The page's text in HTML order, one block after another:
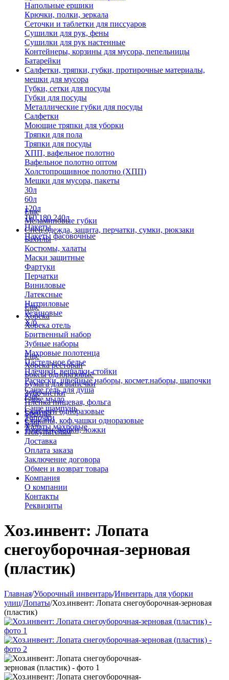
Напольные ершики
Крючки, полки, зеркала
Сеточки и таблетки для писсуаров
Сушилки для рук, фены
Сушилки для рук настенные
Контейнеры, корзины для мусора, пепельницы
Батарейки
Салфетки, тряпки, губки, протирочные материалы,
мешки для мусора
Губки, сетки для посуды
Губки для посуды
Металлические губки для посуды
Салфетки
Моющие тряпки для уборки
Тряпки для пола
Тряпки для посуды
ХПП, вафельное полотно
Вафельное полотно оптом
Холстопрошивное полотно (ХПП)
Мешки для мусора, пакеты
30л
60л
120л
160,180,240л
Пакеты
Пакеты фасовочные
Еще
Меламиновые губки
Спец.одежда, защита, перчатки, сумки, рюкзаки
Бахилы
Костюмы, халаты
Маски защитные
Фартуки
Перчатки
Виниловые
Латексные
Нитриловые
Резиновые
Х/б
Еще
Хорека
Хорека отель
Бритвенный набор
Зубные наборы
Махровые полотенца
Пастельное белье
Плечики, вешалки-стойки
Расчески, швейные наборы, космет.наборы, шапочки
Саше гель для душа
Саше мыло
Саше шампунь
Тапочки
Халаты махровые
Еще
Хорека ресторан
Боксы одноразовые
Бумага для выпечки
Зубочистки
Пленка пищевая, фольга
Скатерти одноразовые
Стаканы, коф.чашки одноразовые
Тарелки, вилки, ложки
Еще
Бренды
Блог
Покупателям
Доставка
Оплата заказа
Заключение договора
Обмен и возврат товара
Компания
О компании
Контакты
Реквизиты
Хоз.инвент: Лопата
снегоуборочная-зерновая
(пластик)
Главная/Уборочный инвентарь/Инвентарь для уборки
улиц/Лопаты/Хоз.инвент: Лопата снегоуборочная-зерновая
(пластик)